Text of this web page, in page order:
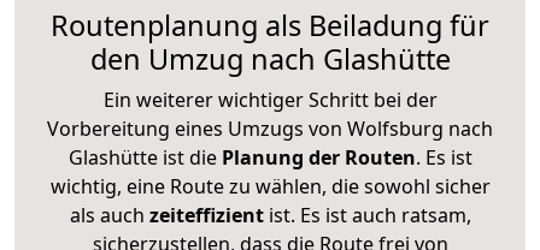
Routenplanung als Beiladung für
den Umzug nach Glashütte
Ein weiterer wichtiger Schritt bei der
Vorbereitung eines Umzugs von Wolfsburg nach
Glashütte ist diePlanung der Routen. Es ist
wichtig, eine Route zu wählen, die sowohl sicher
als auch zeiteffizientist. Es ist auch ratsam,
sicherzustellen, dass die Route frei von